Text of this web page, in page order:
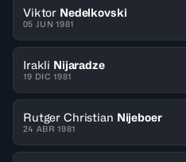
Viktor Nedelkovski
05 JUN 1981
Irakli Nijaradze
19 DIC 1981
Rutger Christian Nijeboer
24 ABR 1981